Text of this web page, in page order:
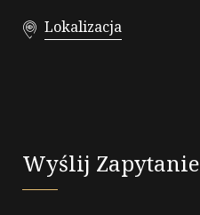
Lokalizacja
Wyślij Zapytanie